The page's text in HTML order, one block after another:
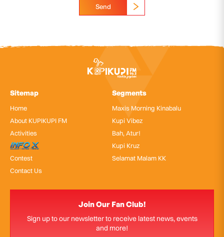
Send
Sitemap
Home
About KUPIKUPI FM
Activities
InfoX
Contest
Contact Us
Segments
Maxis Morning Kinabalu
Kupi Vibez
Bah, Atur!
Kupi Kruz
Selamat Malam KK
Join Our Fan Club!
Sign up to our newsletter to receive latest news, events
and more!